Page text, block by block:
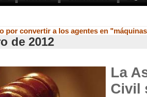
por convertir a los agentes en
de 2012
La
Civil